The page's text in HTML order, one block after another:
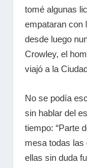
tomé algunas
empataran con
desde luego
Crowley, el
viajó a la
No se podía
sin hablar del
tiempo: “Parte
mesa todas las
ellas sin duda